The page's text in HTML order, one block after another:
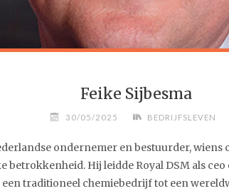
Feike Sijbesma
30/05/2025 BEDRIJFSLEVEN
ondernemer en bestuurder,
betrokkenheid. Hij leidde Royal DSM als
traditioneel chemiebedrijf tot een